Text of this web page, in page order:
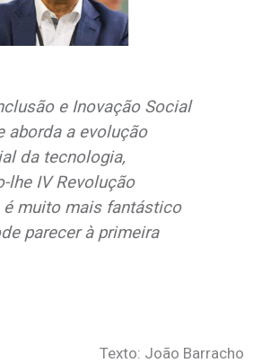
e Inovação Social
aborda a evolução
da tecnologia,
lhe IV Revolução
é muito mais fantástico
parecer à primeira
Texto: João Barracho